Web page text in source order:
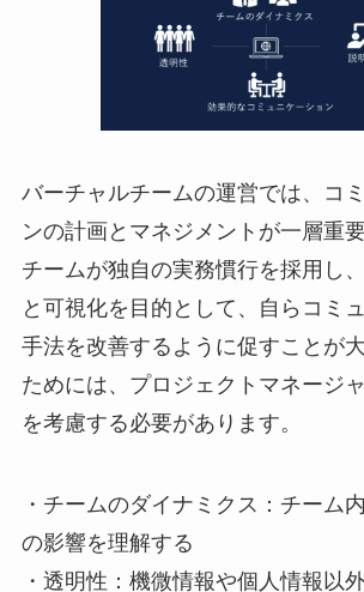
バーチャルチームの運営では、コ
ンの計画とマネジメントが一層重
チームが独自の実務慣行を採用し
と可視化を目的として、自らコミ
手法を改善するように促すことが
ためには、プロジェクトマネージ
を考慮する必要があります。
・チームのダイナミクス：チーム
の影響を理解する
・透明性：機微情報や個人情報以